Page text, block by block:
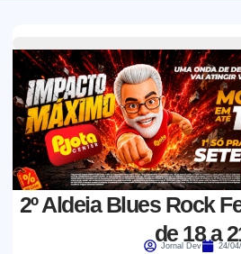
2º Aldeia Blues Rock
de 18 a
Jornal Dev 24/